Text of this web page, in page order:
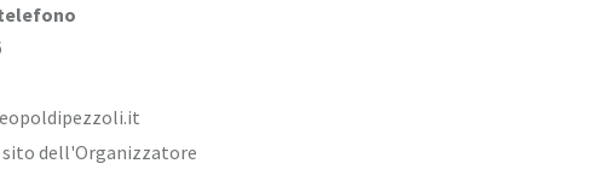
sito dell'Organizzatore